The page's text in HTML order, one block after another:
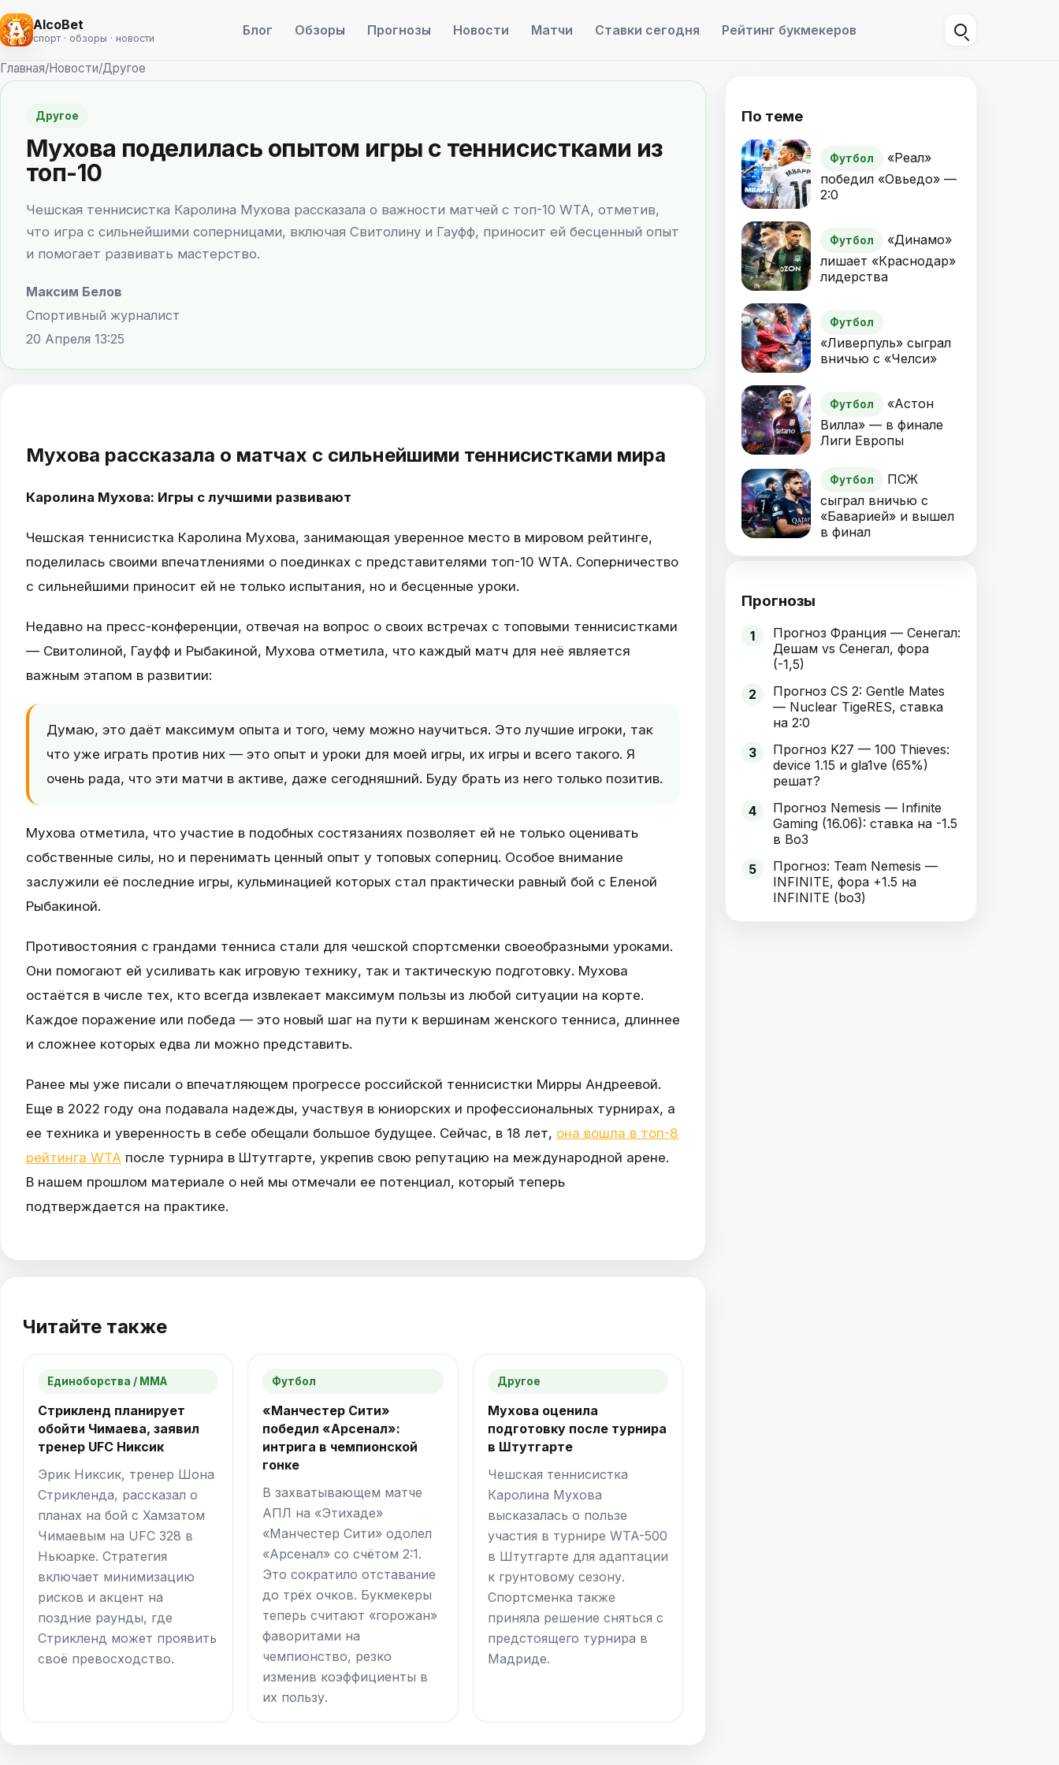
AlcoBet
спорт · обзоры · новости Блог Обзоры Прогнозы Новости Матчи Ставки сегодня Рейтинг букмекеров
Главная/Новости/Другое
Другое
Мухова поделилась опытом игры с теннисистками из
топ-10
Чешская теннисистка Каролина Мухова рассказала о важности матчей с топ-10 WTA, отметив,
что игра с сильнейшими соперницами, включая Свитолину и Гауфф, приносит ей бесценный опыт
и помогает развивать мастерство.
Максим Белов
Спортивный журналист
20 Апреля 13:25
Мухова рассказала о матчах с сильнейшими теннисистками мира
Каролина Мухова: Игры с лучшими развивают
Чешская теннисистка Каролина Мухова, занимающая уверенное место в мировом рейтинге,
поделилась своими впечатлениями о поединках с представителями топ-10 WTA. Соперничество
с сильнейшими приносит ей не только испытания, но и бесценные уроки.
Недавно на пресс-конференции, отвечая на вопрос о своих встречах с топовыми теннисистками
— Свитолиной, Гауфф и Рыбакиной, Мухова отметила, что каждый матч для неё является
важным этапом в развитии:
Думаю, это даёт максимум опыта и того, чему можно научиться. Это лучшие игроки, так
что уже играть против них — это опыт и уроки для моей игры, их игры и всего такого. Я
очень рада, что эти матчи в активе, даже сегодняшний. Буду брать из него только позитив.
Мухова отметила, что участие в подобных состязаниях позволяет ей не только оценивать
собственные силы, но и перенимать ценный опыт у топовых соперниц. Особое внимание
заслужили её последние игры, кульминацией которых стал практически равный бой с Еленой
Рыбакиной.
Противостояния с грандами тенниса стали для чешской спортсменки своеобразными уроками.
Они помогают ей усиливать как игровую технику, так и тактическую подготовку. Мухова
остаётся в числе тех, кто всегда извлекает максимум пользы из любой ситуации на корте.
Каждое поражение или победа — это новый шаг на пути к вершинам женского тенниса, длиннее
и сложнее которых едва ли можно представить.
Ранее мы уже писали о впечатляющем прогрессе российской теннисистки Мирры Андреевой.
Еще в 2022 году она подавала надежды, участвуя в юниорских и профессиональных турнирах, а
ее техника и уверенность в себе обещали большое будущее. Сейчас, в 18 лет, она вошла в топ-8
рейтинга WTA после турнира в Штутгарте, укрепив свою репутацию на международной арене.
В нашем прошлом материале о ней мы отмечали ее потенциал, который теперь
подтверждается на практике.
Читайте также
Единоборства / ММА
Стрикленд планирует
обойти Чимаева, заявил
тренер UFC Никсик
Эрик Никсик, тренер Шона
Стрикленда, рассказал о
планах на бой с Хамзатом
Чимаевым на UFC 328 в
Ньюарке. Стратегия
включает минимизацию
рисков и акцент на
поздние раунды, где
Стрикленд может проявить
своё превосходство.
Футбол
«Манчестер Сити»
победил «Арсенал»:
интрига в чемпионской
гонке
В захватывающем матче
АПЛ на «Этихаде»
«Манчестер Сити» одолел
«Арсенал» со счётом 2:1.
Это сократило отставание
до трёх очков. Букмекеры
теперь считают «горожан»
фаворитами на
чемпионство, резко
изменив коэффициенты в
их пользу.
Другое
Мухова оценила
подготовку после турнира
в Штутгарте
Чешская теннисистка
Каролина Мухова
высказалась о пользе
участия в турнире WTA-500
в Штутгарте для адаптации
к грунтовому сезону.
Спортсменка также
приняла решение сняться с
предстоящего турнира в
Мадриде.
По теме
Футбол
«Реал»
победил «Овьедо» —
2:0
Футбол
«Динамо»
лишает «Краснодар»
лидерства
Футбол
«Ливерпуль» сыграл
вничью с «Челси»
Футбол
«Астон
Вилла» — в финале
Лиги Европы
Футбол
ПСЖ
сыграл вничью с
«Баварией» и вышел
в финал
Прогнозы
1
Прогноз Франция — Сенегал:
Дешам vs Сенегал, фора
(-1,5)
2
Прогноз CS 2: Gentle Mates
— Nuclear TigeRES, ставка
на 2:0
3
Прогноз K27 — 100 Thieves:
device 1.15 и gla1ve (65%)
решат?
4
Прогноз Nemesis — Infinite
Gaming (16.06): ставка на -1.5
в Bo3
5
Прогноз: Team Nemesis —
INFINITE, фора +1.5 на
INFINITE (bo3)